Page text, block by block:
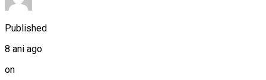
Published
8 ani ago
on